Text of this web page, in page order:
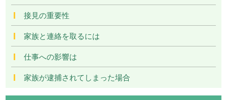
接見の重要性
家族と連絡を取るには
仕事への影響は
家族が逮捕されてしまった場合